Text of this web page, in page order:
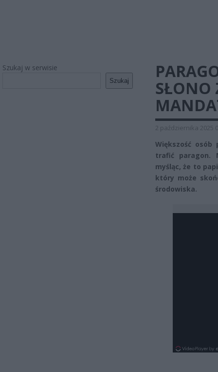
Szukaj w serwisie
Szukaj
SŁONO
2 października 2025
Większość
trafić paragon.
myśląc, że to
który może
środowiska.